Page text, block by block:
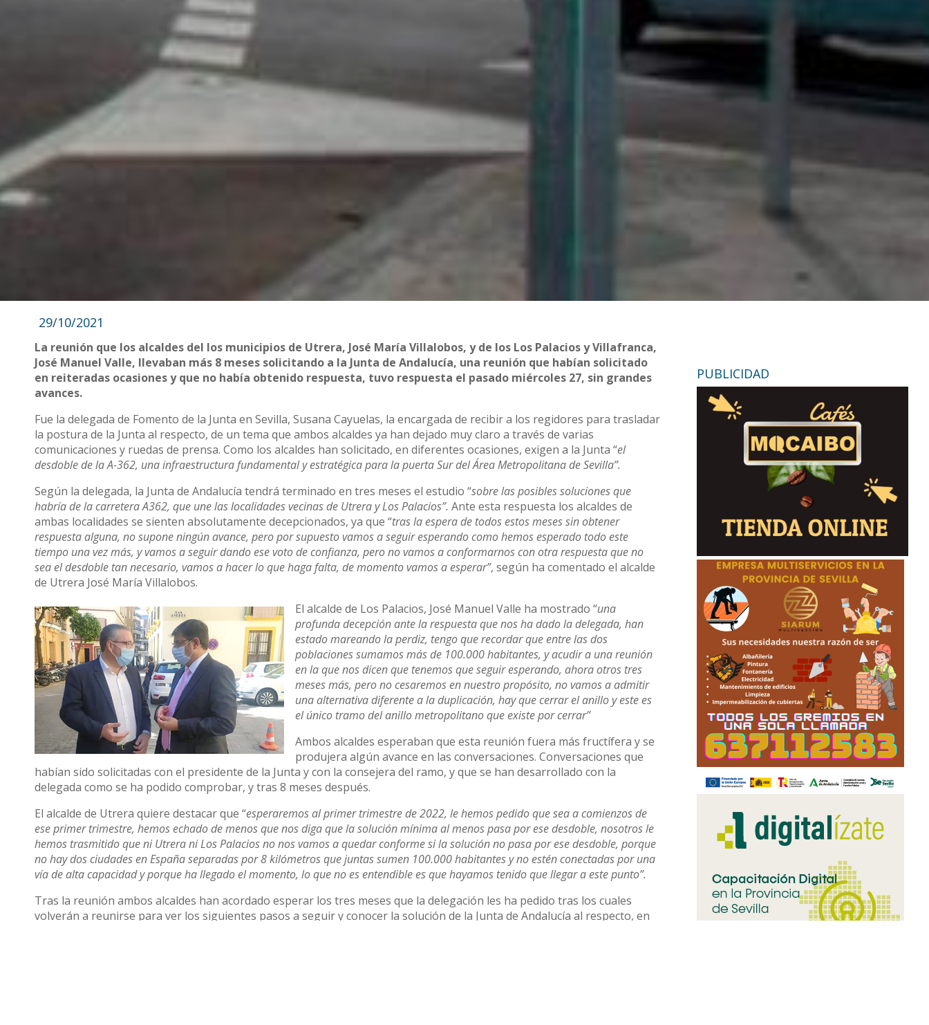
29/10/2021
La reunión que los alcaldes del los municipios de Utrera, José María Villalobos, y de los Los Palacios y Villafranca,
José Manuel Valle, llevaban más 8 meses solicitando a la Junta de Andalucía, una reunión que habían solicitado
en reiteradas ocasiones y que no había obtenido respuesta, tuvo respuesta el pasado miércoles 27, sin grandes
avances.
Fue la delegada de Fomento de la Junta en Sevilla, Susana Cayuelas, la encargada de recibir a los regidores para trasladar
la postura de la Junta al respecto, de un tema que ambos alcaldes ya han dejado muy claro a través de varias
comunicaciones y ruedas de prensa. Como los alcaldes han solicitado, en diferentes ocasiones, exigen a la Junta “el
desdoble de la A-362, una infraestructura fundamental y estratégica para la puerta Sur del Área Metropolitana de Sevilla”.
Según la delegada, la Junta de Andalucía tendrá terminado en tres meses el estudio “sobre las posibles soluciones que
habría de la carretera A362, que une las localidades vecinas de Utrera y Los Palacios”. Ante esta respuesta los alcaldes de
ambas localidades se sienten absolutamente decepcionados, ya que “tras la espera de todos estos meses sin obtener
respuesta alguna, no supone ningún avance, pero por supuesto vamos a seguir esperando como hemos esperado todo este
tiempo una vez más, y vamos a seguir dando ese voto de confianza, pero no vamos a conformarnos con otra respuesta que no
sea el desdoble tan necesario, vamos a hacer lo que haga falta, de momento vamos a esperar”, según ha comentado el alcalde
de Utrera José María Villalobos.
El alcalde de Los Palacios, José Manuel Valle ha mostrado “una
profunda decepción ante la respuesta que nos ha dado la delegada, han
estado mareando la perdiz, tengo que recordar que entre las dos
poblaciones sumamos más de 100.000 habitantes, y acudir a una reunión
en la que nos dicen que tenemos que seguir esperando, ahora otros tres
meses más, pero no cesaremos en nuestro propósito, no vamos a admitir
una alternativa diferente a la duplicación, hay que cerrar el anillo y este es
el único tramo del anillo metropolitano que existe por cerrar”
Ambos alcaldes esperaban que esta reunión fuera más fructífera y se
produjera algún avance en las conversaciones. Conversaciones que
habían sido solicitadas con el presidente de la Junta y con la consejera del ramo, y que se han desarrollado con la
delegada como se ha podido comprobar, y tras 8 meses después.
El alcalde de Utrera quiere destacar que “esperaremos al primer trimestre de 2022, le hemos pedido que sea a comienzos de
ese primer trimestre, hemos echado de menos que nos diga que la solución mínima al menos pasa por ese desdoble, nosotros le
hemos trasmitido que ni Utrera ni Los Palacios no nos vamos a quedar conforme si la solución no pasa por ese desdoble, porque
no hay dos ciudades en España separadas por 8 kilómetros que juntas sumen 100.000 habitantes y no estén conectadas por una
vía de alta capacidad y porque ha llegado el momento, lo que no es entendible es que hayamos tenido que llegar a este punto”.
Tras la reunión ambos alcaldes han acordado esperar los tres meses que la delegación les ha pedido tras los cuales
volverán a reunirse para ver los siguientes pasos a seguir y conocer la solución de la Junta de Andalucía al respecto, en
PUBLICIDAD